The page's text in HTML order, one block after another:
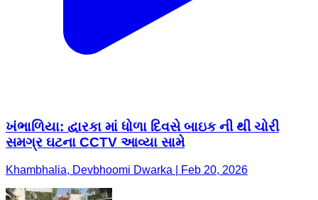
ખંભાળિયા: દ્વારકા માં ધોળા દિવસે બાઇક ની થી ચોરી
સમગ્ર ઘટના CCTV આવ્યા સામે
Khambhalia, Devbhoomi Dwarka | Feb 20, 2026